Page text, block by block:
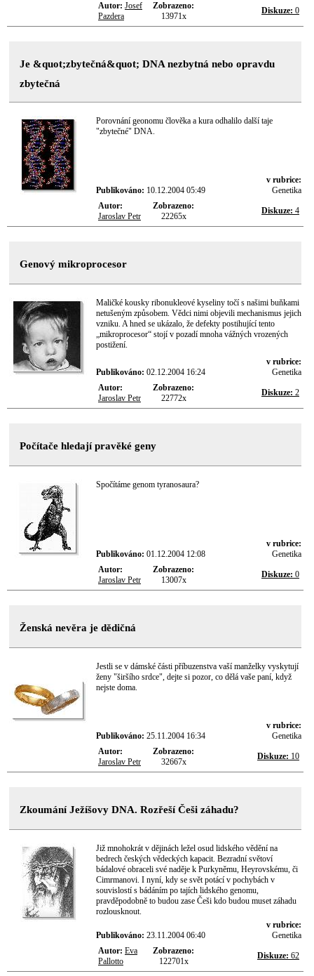
Autor: Josef
Pazdera
Zobrazeno:
13971x
Diskuze: 0
Je &quot;zbytečná&quot; DNA nezbytná nebo opravdu
zbytečná
Porovnání geonomu člověka a kura odhalilo další taje
"zbytečné" DNA.
Publikováno: 10.12.2004 05:49
v rubrice:
Genetika
Autor:
Jaroslav Petr
Zobrazeno:
22265x
Diskuze: 4
Genový mikroprocesor
Maličké kousky ribonukleové kyseliny točí s našimi buňkami
netušeným způsobem. Vědci nimi objevili mechanismus jejich
vzniku. A hned se ukázalo, že defekty postihující tento
„mikroprocesor“ stojí v pozadí mnoha vážných vrozených
postižení.
Publikováno: 02.12.2004 16:24
v rubrice:
Genetika
Autor:
Jaroslav Petr
Zobrazeno:
22772x
Diskuze: 2
Počítače hledají pravěké geny
Spočítáme genom tyranosaura?
Publikováno: 01.12.2004 12:08
v rubrice:
Genetika
Autor:
Jaroslav Petr
Zobrazeno:
13007x
Diskuze: 0
Ženská nevěra je dědičná
Jestli se v dámské části příbuzenstva vaší manželky vyskytují
ženy "širšího srdce", dejte si pozor, co dělá vaše paní, když
nejste doma.
Publikováno: 25.11.2004 16:34
v rubrice:
Genetika
Autor:
Jaroslav Petr
Zobrazeno:
32667x
Diskuze: 10
Zkoumání Ježíšovy DNA. Rozřeší Češi záhadu?
Již mnohokrát v dějinách ležel osud lidského vědění na
bedrech českých vědeckých kapacit. Bezradní světoví
bádalové obraceli své naděje k Purkyněmu, Heyrovskému, či
Cimrmanovi. I nyní, kdy se svět potácí v pochybách v
souvislostí s bádáním po tajích lidského genomu,
pravděpodobně to budou zase Češi kdo budou muset záhadu
rozlousknout.
Publikováno: 23.11.2004 06:40
v rubrice:
Genetika
Autor: Eva
Pallotto
Zobrazeno:
122701x
Diskuze: 62